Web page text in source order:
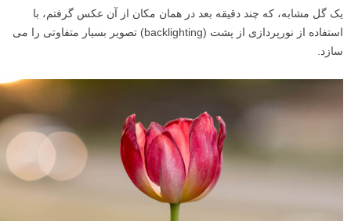
یک گل مشابه، که چند دقیقه بعد در همان مکان از آن عکس گرفتم، با
استفاده از نورپردازی از پشت (backlighting) تصویر بسیار متفاوتی را می
سازد.